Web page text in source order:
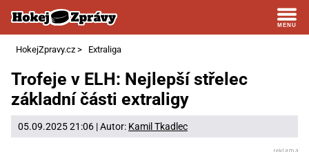
HokejZpravy.cz > Extraliga
Trofeje v ELH: Nejlepší střelec
základní části extraligy
05.09.2025 21:06 | Autor: Kamil Tkadlec